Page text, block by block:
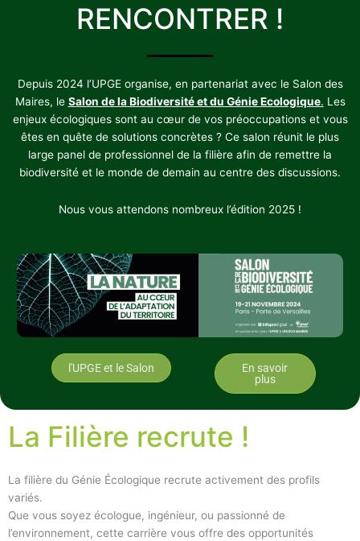
RENCONTRER !
Depuis 2024 l’UPGE organise, en partenariat avec le Salon des
Maires, le Salon de la Biodiversité et du Génie Ecologique. Les
enjeux écologiques sont au cœur de vos préoccupations et vous
êtes en quête de solutions concrètes ? Ce salon réunit le plus
large panel de professionnel de la filière afin de remettre la
biodiversité et le monde de demain au centre des discussions.
Nous vous attendons nombreux l’édition 2025 !
l'UPGE et le Salon
En savoir
plus
La Filière recrute !
La filière du Génie Écologique recrute activement des profils
variés.
Que vous soyez écologue, ingénieur, ou passionné de
l’environnement, cette carrière vous offre des opportunités